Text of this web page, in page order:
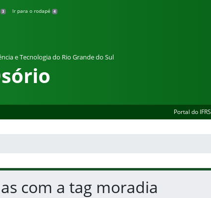
3 Ir para o rodapé 4
e Tecnologia do Rio Grande do Sul
Portal do IFRS
com a tag moradia